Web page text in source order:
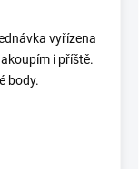
vyřízena
i příště.
body.